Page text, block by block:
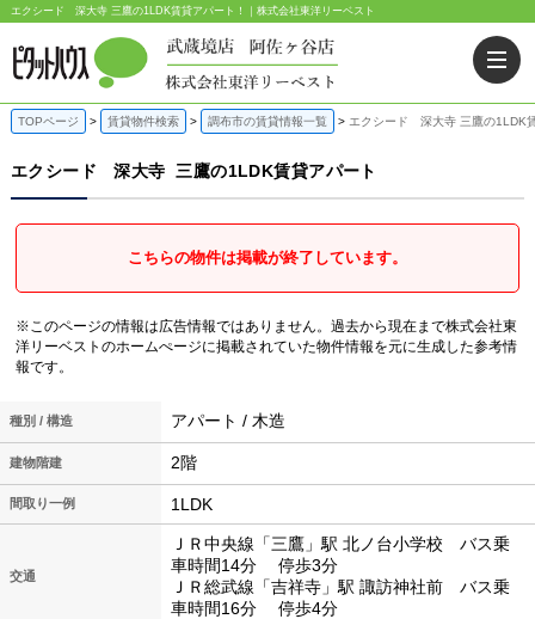
エクシード 深大寺 三鷹の1LDK賃貸アパート！｜株式会社東洋リーベスト
TOPページ 賃貸物件検索 調布市の賃貸情報一覧 エクシード 深大寺 三鷹の1LDK
エクシード 深大寺 三鷹の1LDK賃貸アパート
こちらの物件は掲載が終了しています。
※このページの情報は広告情報ではありません。過去から現在まで株式会社東
洋リーベストのホームぺージに掲載されていた物件情報を元に生成した参考情
報です。
種別 / 構造 アパート / 木造
建物階建 2階
間取り一例 1LDK
交通
ＪＲ中央線「三鷹」駅 北ノ台小学校 バス乗
車時間14分 停歩3分
ＪＲ総武線「吉祥寺」駅 諏訪神社前 バス乗
車時間16分 停歩4分